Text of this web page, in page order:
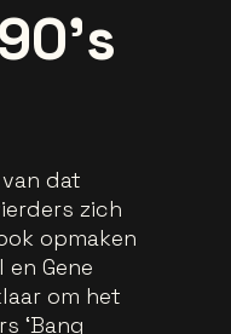
dat
zich
opmaken
Gene
om het
‘Bang